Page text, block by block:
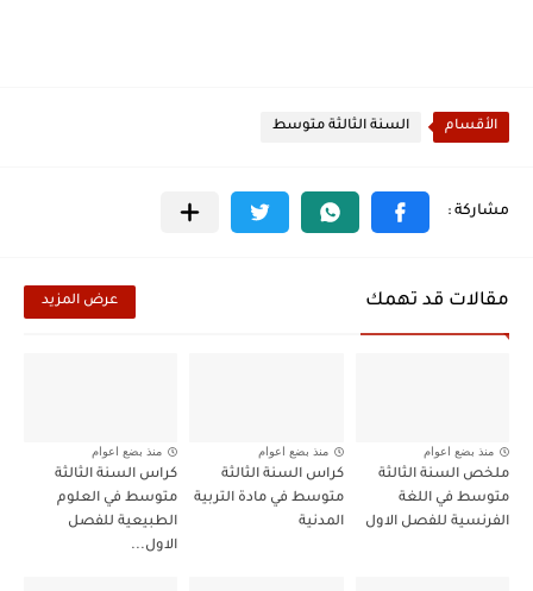
الأقسام السنة الثالثة متوسط
مقالات قد تهمك عرض المزيد
منذ بضع اعوام
ملخص السنة الثالثة
متوسط في اللغة
الفرنسية للفصل الاول
منذ بضع اعوام
كراس السنة الثالثة
متوسط في مادة التربية
المدنية
منذ بضع اعوام
كراس السنة الثالثة
متوسط في العلوم
الطبيعية للفصل
الاول...